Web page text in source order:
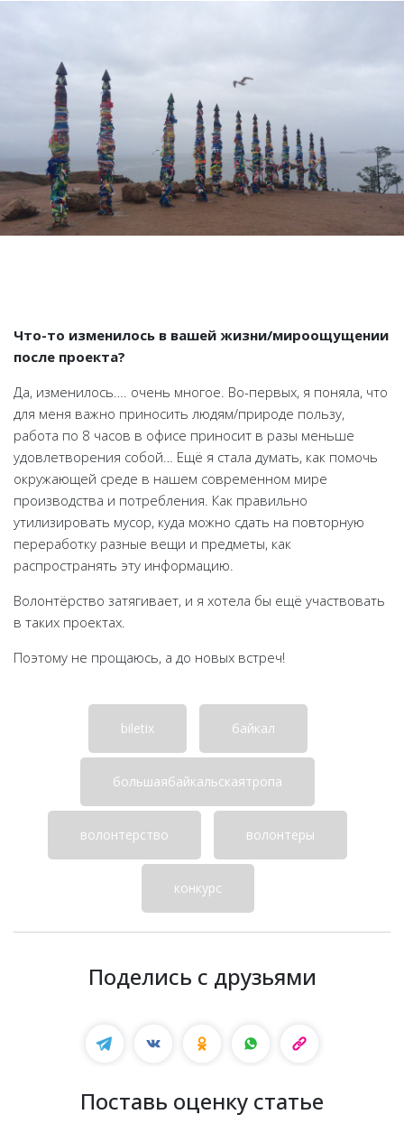
Что-то изменилось в вашей жизни/мироощущении
после проекта?
Да, изменилось…. очень многое. Во-первых, я поняла, что
для меня важно приносить людям/природе пользу,
работа по 8 часов в офисе приносит в разы меньше
удовлетворения собой… Ещё я стала думать, как помочь
окружающей среде в нашем современном мире
производства и потребления. Как правильно
утилизировать мусор, куда можно сдать на повторную
переработку разные вещи и предметы, как
распространять эту информацию.
Волонтёрство затягивает, и я хотела бы ещё участвовать
в таких проектах.
Поэтому не прощаюсь, а до новых встреч!
biletix байкал
большаябайкальскаятропа
волонтерство волонтеры
конкурс
Поделись с друзьями
Поставь оценку статье